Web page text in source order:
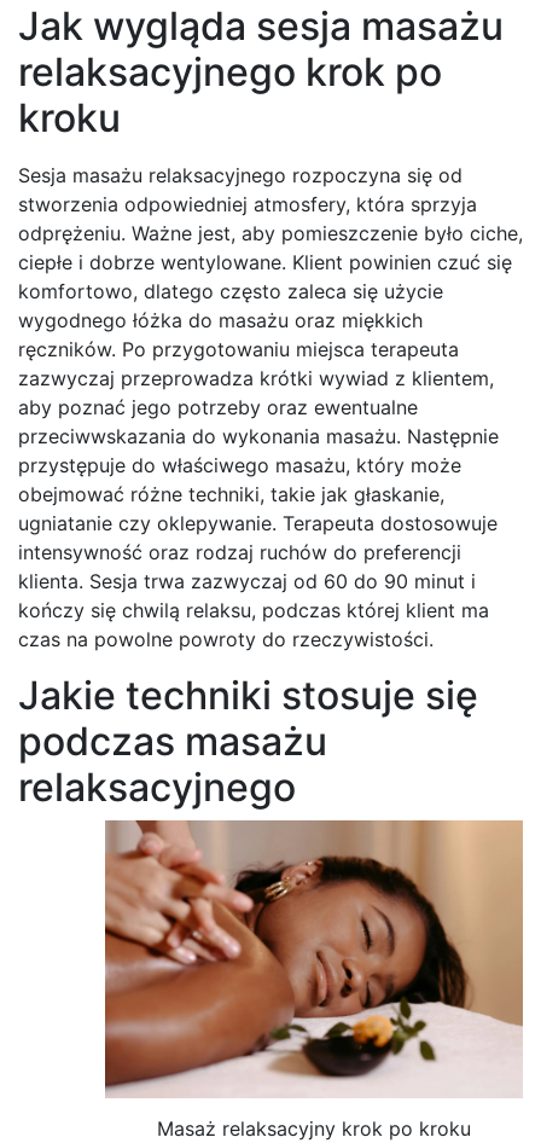
Jak wygląda sesja masażu
relaksacyjnego krok po
kroku
Sesja masażu relaksacyjnego rozpoczyna się od
stworzenia odpowiedniej atmosfery, która sprzyja
odprężeniu. Ważne jest, aby pomieszczenie było ciche,
ciepłe i dobrze wentylowane. Klient powinien czuć się
komfortowo, dlatego często zaleca się użycie
wygodnego łóżka do masażu oraz miękkich
ręczników. Po przygotowaniu miejsca terapeuta
zazwyczaj przeprowadza krótki wywiad z klientem,
aby poznać jego potrzeby oraz ewentualne
przeciwwskazania do wykonania masażu. Następnie
przystępuje do właściwego masażu, który może
obejmować różne techniki, takie jak głaskanie,
ugniatanie czy oklepywanie. Terapeuta dostosowuje
intensywność oraz rodzaj ruchów do preferencji
klienta. Sesja trwa zazwyczaj od 60 do 90 minut i
kończy się chwilą relaksu, podczas której klient ma
czas na powolne powroty do rzeczywistości.
Jakie techniki stosuje się
podczas masażu
relaksacyjnego
Masaż relaksacyjny krok po kroku